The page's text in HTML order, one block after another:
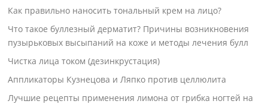
Как правильно наносить тональный крем на лицо?
Что такое буллезный дерматит? Причины возникновения
пузырьковых высыпаний на коже и методы лечения булл
Чистка лица током (дезинкрустация)
Аппликаторы Кузнецова и Ляпко против целлюлита
Лучшие рецепты применения лимона от грибка ногтей на